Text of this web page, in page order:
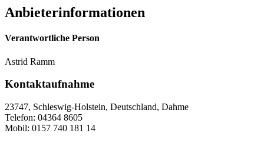
Anbieterinformationen
Verantwortliche Person
Astrid Ramm
Kontaktaufnahme
23747, Schleswig-Holstein, Deutschland, Dahme
Telefon: 04364 8605
Mobil: 0157 740 181 14